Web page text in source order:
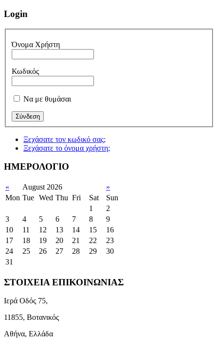
Login
Όνομα Χρήστη
Κωδικός
Να με θυμάσαι
Ξεχάσατε τον κωδικό σας;
Ξεχάσατε το όνομα χρήστη;
ΗΜΕΡΟΛΟΓΙΟ
« August 2026
»
Mon Tue Wed Thu Fri Sat
Sun
1
2
3
4 5 6 7 8
9
10
11 12 13 14 15
16
17
18 19 20 21 22
23
24
25 26 27 28 29
30
31
ΣΤΟΙΧΕΙΑ ΕΠΙΚΟΙΝΩΝΙΑΣ
Ιερά Οδός 75,
11855, Βοτανικός
Αθήνα, Ελλάδα